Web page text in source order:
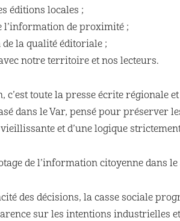
éditions locales ;
l’information de proximité ;
la qualité éditoriale ;
notre territoire et nos lecteurs.
c’est toute la presse écrite régionale
dans le Var, pensé pour préserver
et d’une logique
de l’information citoyenne dans le
des décisions, la casse sociale
sur les intentions industrielles